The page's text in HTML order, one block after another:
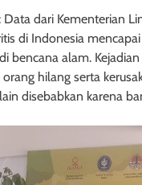
Data dari Kementerian
di Indonesia
bencana alam.
hilang serta
disebabkan karena